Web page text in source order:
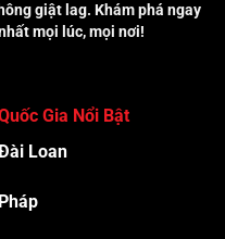
giật lag. Khám phá ngay
mọi lúc, mọi nơi!
Gia Nổi Bật
Loan
Pháp